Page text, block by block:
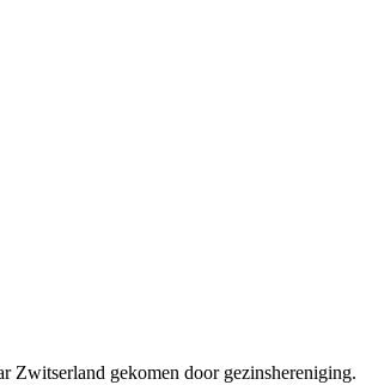
Zwitserland gekomen door gezinshereniging.